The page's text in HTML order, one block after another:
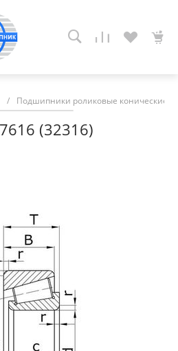
/ Подшипники роликовые конические
(32316)